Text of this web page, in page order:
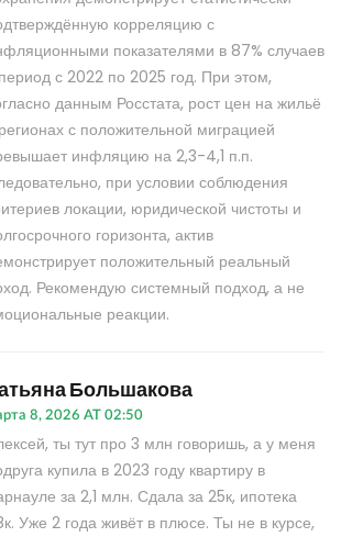
корреляцию с
показателями в 87% случаев
с 2022 по 2025 год. При этом,
данным Росстата, рост цен на жильё
с положительной миграцией
инфляцию на 2,3-4,1 п.п.
при условии соблюдения
локации, юридической чистоты и
горизонта, актив
положительный реальный
Рекомендую системный подход, а не
реакции.
Большакова
8, 2026 AT 02:50
ты тут про 3 млн говоришь, а у меня
купила в 2023 году квартиру в
за 2,1 млн. Сдала за 25к, ипотека
Уже 2 года живёт в плюсе. Ты не в курсе,